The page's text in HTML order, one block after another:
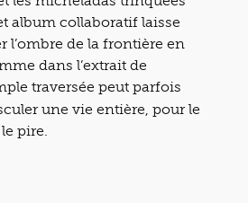
album collaboratif laisse
l’ombre de la frontière en
dans l’extrait de
traversée peut parfois
une vie entière, pour le
pire.